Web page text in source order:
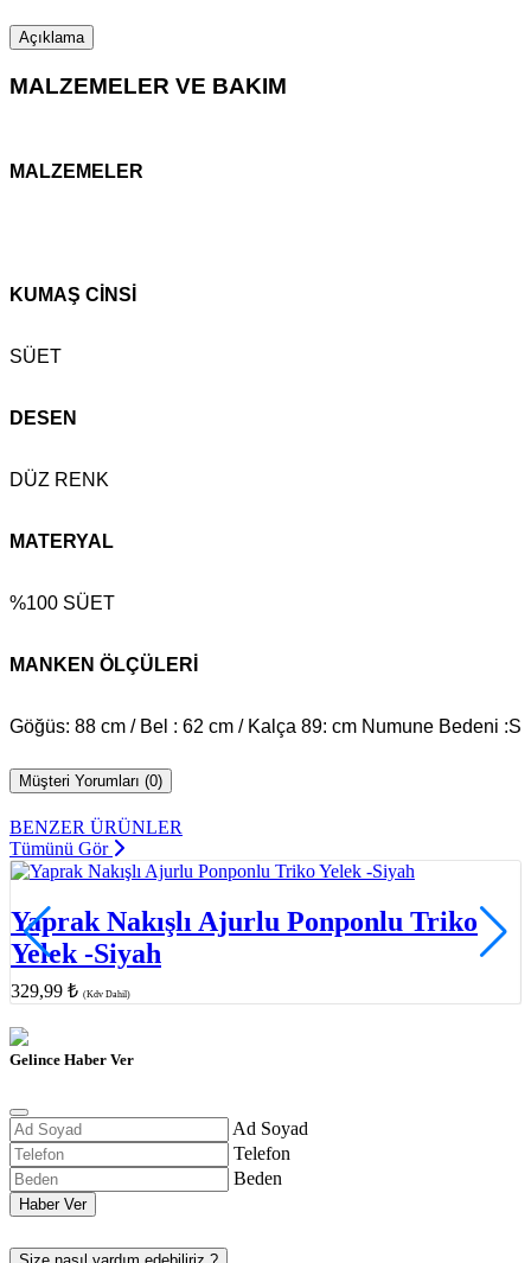
Açıklama
MALZEMELER VE BAKIM
MALZEMELER
KUMAŞ CİNSİ
SÜET
DESEN
DÜZ RENK
MATERYAL
%100 SÜET
MANKEN ÖLÇÜLERİ
Göğüs: 88 cm / Bel : 62 cm / Kalça 89: cm Numune Bedeni :S
Müşteri Yorumları (0)
BENZER ÜRÜNLER
Tümünü Gör
Yaprak Nakışlı Ajurlu Ponponlu Triko
Yelek -Siyah
329,99 ₺ (Kdv Dahil)
Gelince Haber Ver
Ad Soyad
Telefon
Beden
Haber Ver